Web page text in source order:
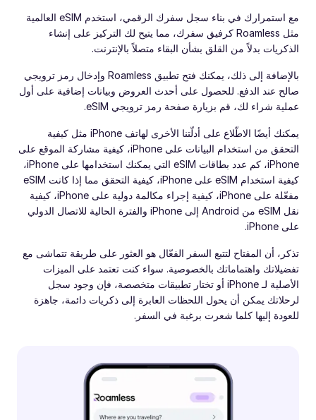
مع استمرارك في بناء سجل سفرك الرقمي، استخدم eSIM العالمية
مثل Roamless كرفيق سفرك، مما يتيح لك التركيز على إنشاء
الذكريات بدلاً من القلق بشأن البقاء متصلاً بالإنترنت.
بالإضافة إلى ذلك، يمكنك فتح تطبيق Roamless وإدخال رمز ترويجي
صالح عند الدفع. للحصول على أحدث العروض وبيانات إضافية على أول
عملية شراء لك، قم بزيارة صفحة رمز ترويجي eSIM.
يمكنك أيضًا الاطّلاع على أدلّتنا الأخرى لهاتف iPhone مثل كيفية
التحقق من استخدام البيانات على iPhone، كيفية مشاركة الموقع على
iPhone، كم عدد بطاقات eSIM التي يمكنك استخدامها على iPhone،
كيفية استخدام eSIM على iPhone، كيفية التحقق مما إذا كانت eSIM
مفعّلة على iPhone، كيفية إجراء مكالمة دولية على iPhone، كيفية
نقل eSIM من Android إلى iPhone والفترة الحالية للاتصال الدولي
على iPhone.
تذكر، أن المفتاح لتتبع السفر الفعّال هو العثور على طريقة تتماشى مع
تفضيلاتك واهتماماتك بالخصوصية. سواء كنت تعتمد على الميزات
الأصلية لـ iPhone أو تختار تطبيقات متخصصة، فإن وجود سجل
لرحلاتك يمكن أن يحول اللحظات العابرة إلى ذكريات دائمة، جاهزة
للعودة إليها كلما شعرت برغبة في السفر.